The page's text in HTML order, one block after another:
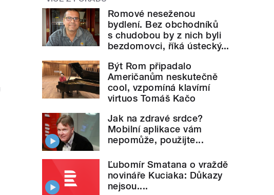
Romové neseženou
bydlení. Bez obchodníků
s chudobou by z nich byli
bezdomovci, říká ústecký...
Být Rom připadalo
Američanům neskutečně
cool, vzpomíná klavírní
virtuos Tomáš Kačo
Jak na zdravé srdce?
Mobilní aplikace vám
nepomůže, použijte...
Ľubomír Smatana o vraždě
novináře Kuciaka: Důkazy
nejsou....